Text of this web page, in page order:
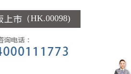
（HK.00098)